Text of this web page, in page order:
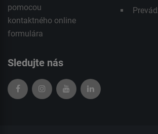
pomocou
kontaktného online
formulára
Sledujte nás